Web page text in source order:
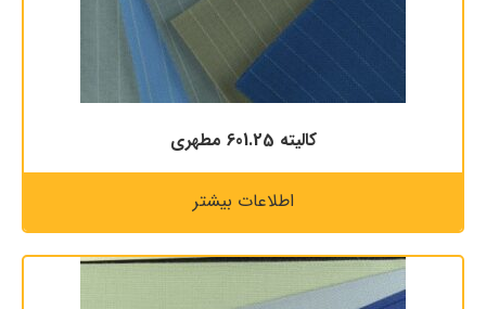
كاليته 601.25 مطهری
اطلاعات بیشتر